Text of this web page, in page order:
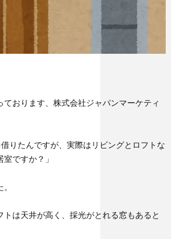
おります、株式会社ジャパンマーケティ
借りたんですが、実際はリビングとロフトな
ですか？」
は天井が高く、採光がとれる窓もあると